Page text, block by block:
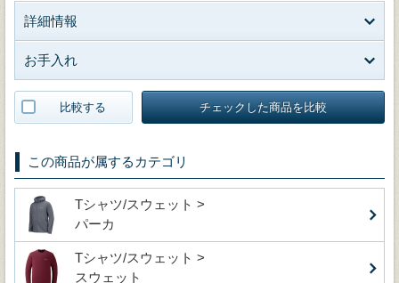
詳細情報
お手入れ
比較する チェックした商品を比較
この商品が属するカテゴリ
Tシャツ/スウェット >
パーカ
Tシャツ/スウェット >
スウェット